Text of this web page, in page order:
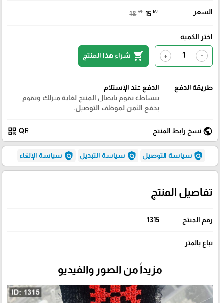
السعر 18 ₪ 15 ₪
اختر الكمية
-
+
shopping_cart شراء هذا المنتج
طريقة الدفع
الدفع عند الإستلام
ببساطة نقوم بايصال المنتج لغاية منزلك وتقوم
بدفع الثمن لموظف التوصيل.
public نسخ رابط المنتج QR
qr_code
policy سياسة التوصيل policy سياسة التبديل policy سياسة الإلغاء
تفاصيل المنتج
رقم المنتج 1315
تباع بالمتر
مزيداً من الصور والفيديو